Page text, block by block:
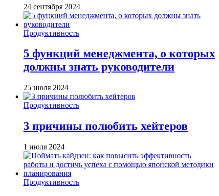
24 сентября 2024
Продуктивность
5 функций менеджмента, о которых
должны знать руководители
25 июля 2024
Продуктивность
3 причины полюбить хейтеров
1 июля 2024
Продуктивность